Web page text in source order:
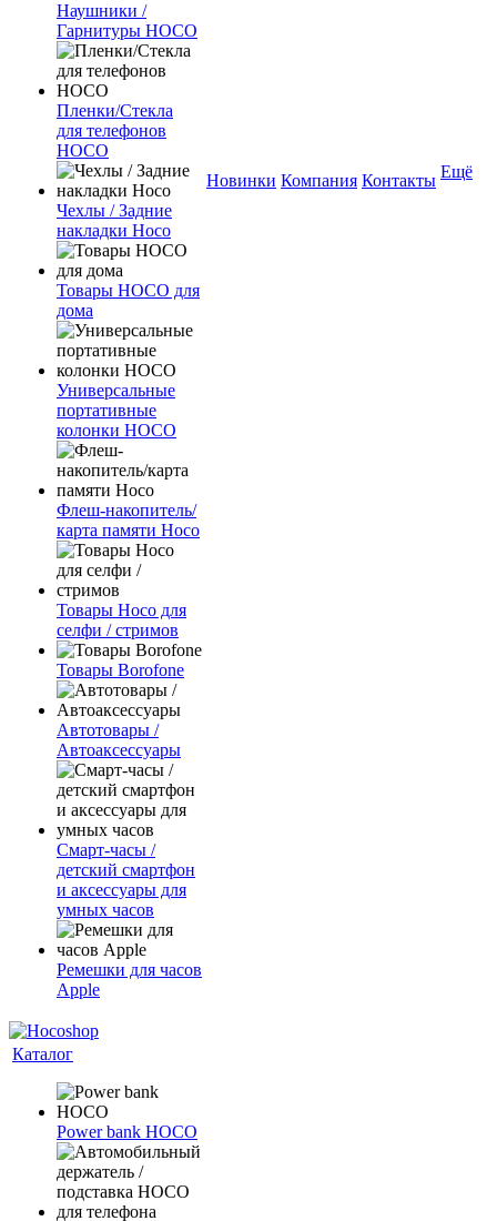
Наушники /
Гарнитуры HOCO
Пленки/Стекла
для телефонов
HOCO
Чехлы / Задние
накладки Hoco
Товары HOCO для
дома
Универсальные
портативные
колонки HOCO
Флеш-накопитель/
карта памяти Hoco
Товары Hoco для
селфи / стримов
Товары Borofone
Автотовары /
Автоаксессуары
Смарт-часы /
детский смартфон
и аксессуары для
умных часов
Ремешки для часов
Apple
Новинки Компания Контакты Ещё
Каталог
Power bank HOCO